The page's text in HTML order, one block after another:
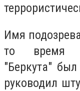
Имя
то время
"Беркута"
руководил